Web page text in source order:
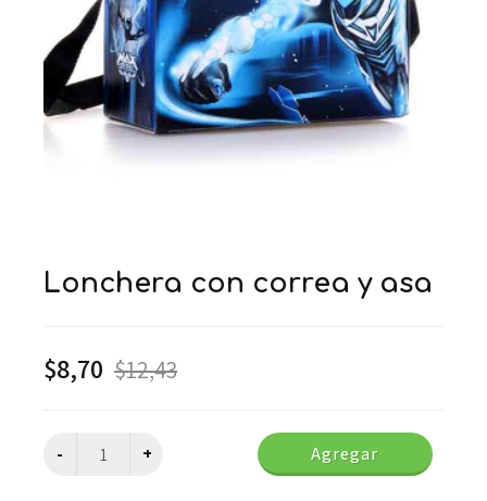
lonchera con correa y asa
$8,70 $12,43
Agregar